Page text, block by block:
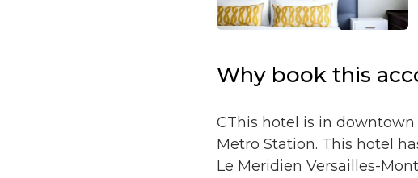
Why book this
CThis hotel is in
Metro Station. This hotel
Le Meridien Versailles-